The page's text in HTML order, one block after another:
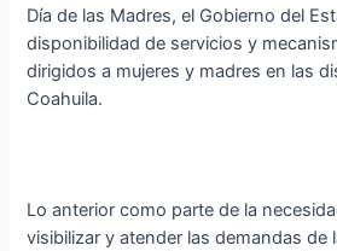
Día de las Madres, el Gobierno del
disponibilidad de servicios y
dirigidos a mujeres y madres en las
Coahuila.
Lo anterior como parte de la
visibilizar y atender las demandas de